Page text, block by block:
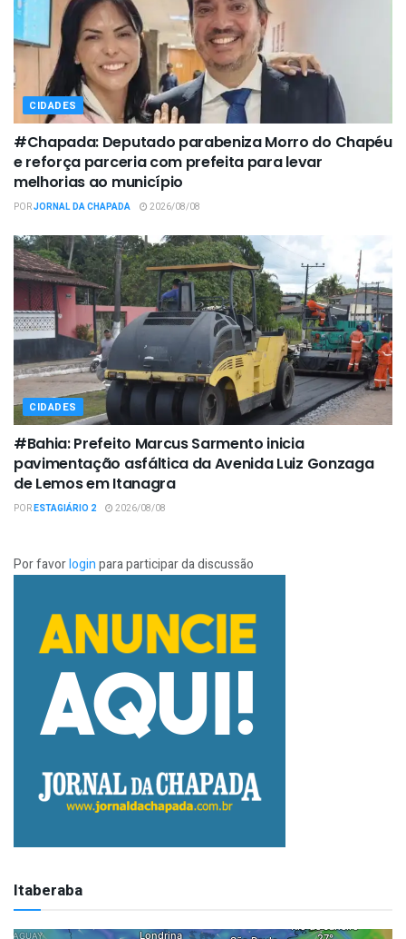
CIDADES
#Chapada: Deputado parabeniza Morro do Chapéu
e reforça parceria com prefeita para levar
melhorias ao município
PORJORNAL DA CHAPADA 2026/08/08
CIDADES
#Bahia: Prefeito Marcus Sarmento inicia
pavimentação asfáltica da Avenida Luiz Gonzaga
de Lemos em Itanagra
PORESTAGIÁRIO 2 2026/08/08
Por favorloginpara participar da discussão
Itaberaba